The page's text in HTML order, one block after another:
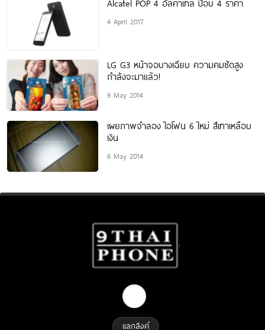
Alcatel POP 4 อัลคาเทล ป๊อบ 4 ราคา
4 April 2017
LG G3 หน้าจอบางเฉียบ ความคมชัดสูง
กำลังจะมาแล้ว!
9 May 2014
เผยภาพจำลอง ไอโฟน 6 ใหม่ สีเทาเหลือบ
เงิน
6 May 2014
แลกลิงค์